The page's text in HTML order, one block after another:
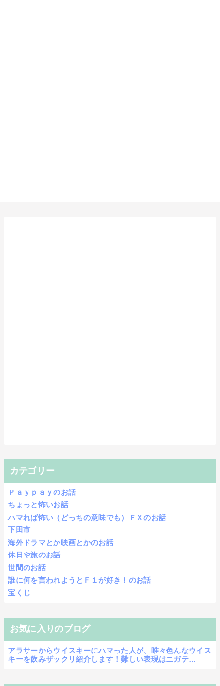
カテゴリー
Ｐａｙｐａｙのお話
ちょっと怖いお話
ハマれば怖い（どっちの意味でも）ＦＸのお話
下田市
海外ドラマとか映画とかのお話
休日や旅のお話
世間のお話
誰に何を言われようとＦ１が好き！のお話
宝くじ
お気に入りのブログ
アラサーからウイスキーにハマった人が、唯々色んなウイス
キーを飲みザックリ紹介します！難しい表現はニガテ…